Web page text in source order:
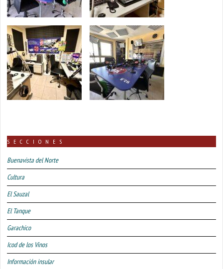
SECCIONES
Buenavista del Norte
Cultura
El Sauzal
El Tanque
Garachico
Icod de los Vinos
Información insular